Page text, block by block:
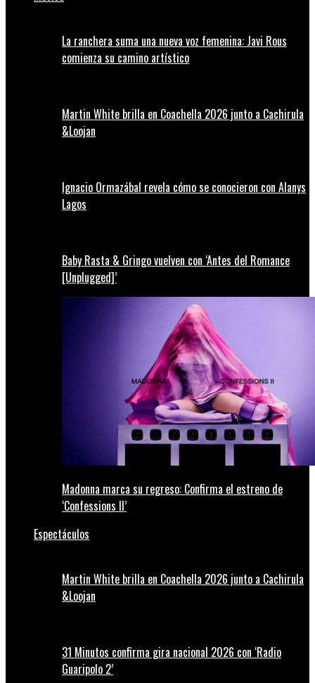
La ranchera suma una nueva voz femenina: Javi Rous
comienza su camino artístico
Martin White brilla en Coachella 2026 junto a Cachirula
&Loojan
Ignacio Ormazábal revela cómo se conocieron con Alanys
Lagos
Baby Rasta & Gringo vuelven con ‘Antes del Romance
[Unplugged]’
Madonna marca su regreso: Confirma el estreno de
‘Confessions II’
Espectáculos
Martin White brilla en Coachella 2026 junto a Cachirula
&Loojan
31 Minutos confirma gira nacional 2026 con ‘Radio
Guaripolo 2’